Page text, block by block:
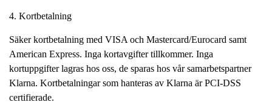
4. Kortbetalning
Säker kortbetalning med VISA och Mastercard/Eurocard samt
American Express. Inga kortavgifter tillkommer. Inga
kortuppgifter lagras hos oss, de sparas hos vår samarbetspartner
Klarna. Kortbetalningar som hanteras av Klarna är PCI-DSS
certifierade.